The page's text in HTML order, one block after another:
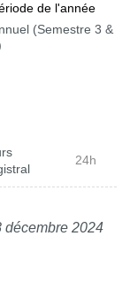
de l'année
(Semestre 3 &
24h
décembre 2024